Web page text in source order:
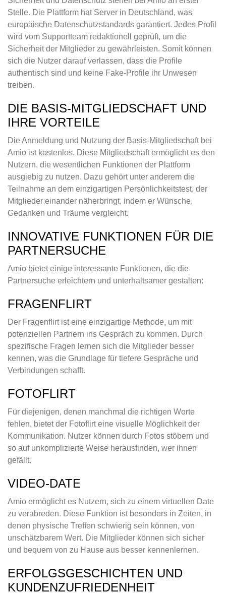
Stelle. Die Plattform hat Server in Deutschland, was
europäische Datenschutzstandards garantiert. Jedes Profil
wird vom Supportteam redaktionell geprüft, um die
Sicherheit der Mitglieder zu gewährleisten. Somit können
sich die Nutzer darauf verlassen, dass die Profile
authentisch sind und keine Fake-Profile ihr Unwesen
treiben.
DIE BASIS-MITGLIEDSCHAFT UND
IHRE VORTEILE
Die Anmeldung und Nutzung der Basis-Mitgliedschaft bei
Amio ist kostenlos. Diese Mitgliedschaft ermöglicht es den
Nutzern, die wesentlichen Funktionen der Plattform
ausgiebig zu nutzen. Dazu gehört unter anderem die
Teilnahme an dem einzigartigen Persönlichkeitstest, der
Mitglieder einander näherbringt, indem er Wünsche,
Gedanken und Träume vergleicht.
INNOVATIVE FUNKTIONEN FÜR DIE
PARTNERSUCHE
Amio bietet einige interessante Funktionen, die die
Partnersuche erleichtern und unterhaltsamer gestalten:
FRAGENFLIRT
Der Fragenflirt ist eine einzigartige Methode, um mit
potenziellen Partnern ins Gespräch zu kommen. Durch
spezifische Fragen lernen sich die Mitglieder besser
kennen, was die Grundlage für tiefere Gespräche und
Verbindungen schafft.
FOTOFLIRT
Für diejenigen, denen manchmal die richtigen Worte
fehlen, bietet der Fotoflirt eine visuelle Möglichkeit der
Kommunikation. Nutzer können durch Fotos stöbern und
so auf unkomplizierte Weise herausfinden, wer ihnen
gefällt.
VIDEO-DATE
Amio ermöglicht es Nutzern, sich zu einem virtuellen Date
zu verabreden. Diese Funktion ist besonders in Zeiten, in
denen physische Treffen schwierig sein können, von
unschätzbarem Wert. Die Mitglieder können sich sicher
und bequem von zu Hause aus besser kennenlernen.
ERFOLGSGESCHICHTEN UND
KUNDENZUFRIEDENHEIT